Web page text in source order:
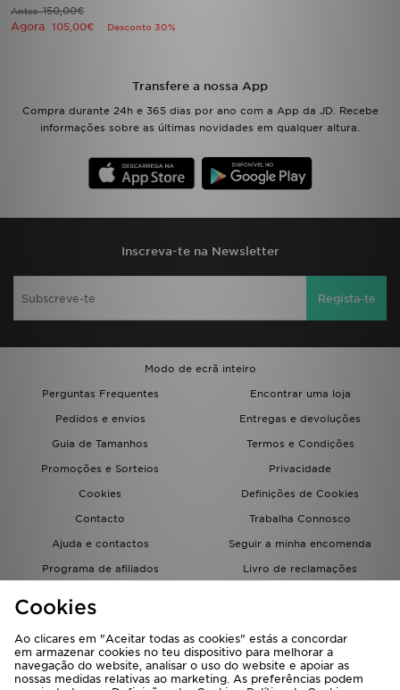
Antes150,00€
Agora 105,00€ Desconto 30%
Transfere a nossa App
Compra durante 24h e 365 dias por ano com a App da JD. Recebe
informações sobre as últimas novidades em qualquer altura.
Inscreva-te na Newsletter
Regista-te
Modo de ecrã inteiro
Perguntas Frequentes
Encontrar uma loja
Pedidos e envios
Entregas e devoluções
Guia de Tamanhos
Termos e Condições
Promoções e Sorteios
Privacidade
Cookies
Definições de Cookies
Contacto
Trabalha Connosco
Ajuda e contactos
Seguir a minha encomenda
Programa de afiliados
Livro de reclamações
Cookies
Ao clicares em "Aceitar todas as cookies" estás a concordar
em armazenar cookies no teu dispositivo para melhorar a
navegação do website, analisar o uso do website e apoiar as
nossas medidas relativas ao marketing. As preferências podem